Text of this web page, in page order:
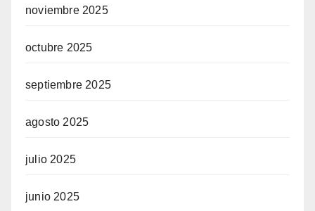
noviembre 2025
octubre 2025
septiembre 2025
agosto 2025
julio 2025
junio 2025